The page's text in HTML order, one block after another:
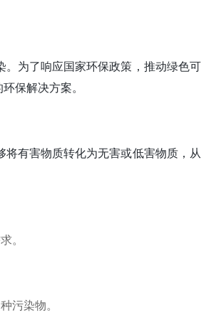
为了响应国家环保政策，推动绿色可
保解决方案。
有害物质转化为无害或低害物质，从
。
污染物。